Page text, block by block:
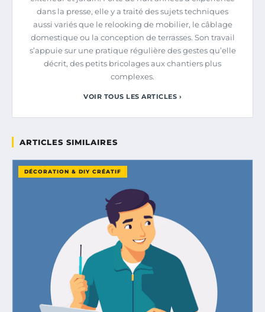
dans la presse, elle y a traité des sujets techniques
aussi variés que le relooking de mobilier, le câblage
domestique ou la conception de terrasses. Son travail
s’appuie sur une pratique régulière des gestes qu’elle
décrit, des petits bricolages aux chantiers plus
complexes.
VOIR TOUS LES ARTICLES ›
ARTICLES SIMILAIRES
DÉCORATION & DIY CRÉATIF